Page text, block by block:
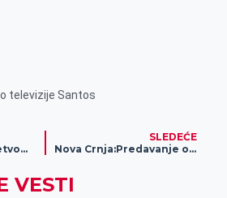
televizije Santos
Brutalno pretukli letvom muškarca
SLEDEĆE
Nova Crnja:Predavanje o vegetarijanstvu
VESTI